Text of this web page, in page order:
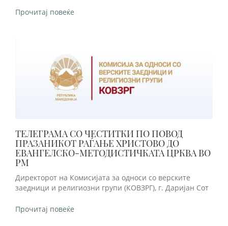
Прочитај повеќе
ТЕЛЕГРАМА СО ЧЕСТИТКИ ПО ПОВОД
ПРАЗАНИКОТ РАЃАЊЕ ХРИСТОВО ДО
ЕВАНГЕЛСКО-МЕТОДИСТИЧКАТА ЦРКВА ВО
РМ
Директорот на Комисијата за односи со верските
заедници и религиозни групи (КОВЗРГ), г. Даријан Сот
Прочитај повеќе